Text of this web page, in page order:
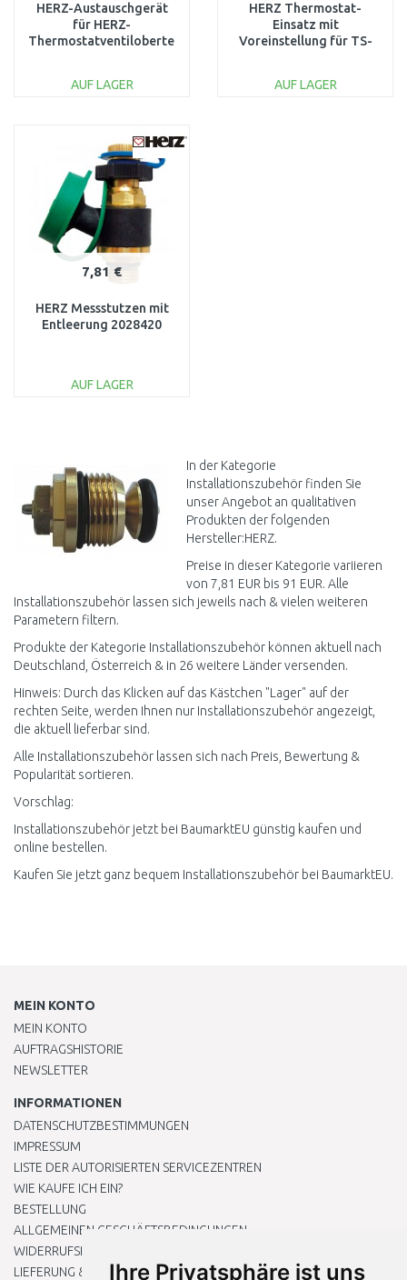
Ihre Privatsphäre ist uns
HERZ-Austauschgerät
für HERZ-
Thermostatventiloberteile
AUF LAGER
Vergleichen
HERZ Thermostat-
Einsatz mit
Voreinstellung für TS-
AUF LAGER
7,81 €
HERZ Messstutzen mit
Entleerung 2028420
AUF LAGER
In der Kategorie
Installationszubehör finden Sie
unser Angebot an qualitativen
Produkten der folgenden
Hersteller:HERZ.
Preise in dieser Kategorie variieren
von 7,81 EUR bis 91 EUR. Alle
Installationszubehör lassen sich jeweils nach & vielen weiteren
Parametern filtern.
Produkte der Kategorie Installationszubehör können aktuell nach
Deutschland, Österreich & in 26 weitere Länder versenden.
Hinweis: Durch das Klicken auf das Kästchen "Lager" auf der
rechten Seite, werden Ihnen nur Installationszubehör angezeigt,
die aktuell lieferbar sind.
Alle Installationszubehör lassen sich nach Preis, Bewertung &
Popularität sortieren.
Vorschlag:
Installationszubehör jetzt bei BaumarktEU günstig kaufen und
online bestellen.
Kaufen Sie jetzt ganz bequem Installationszubehör bei BaumarktEU.
MEIN KONTO
MEIN KONTO
AUFTRAGSHISTORIE
NEWSLETTER
INFORMATIONEN
DATENSCHUTZBESTIMMUNGEN
IMPRESSUM
LISTE DER AUTORISIERTEN SERVICEZENTREN
WIE KAUFE ICH EIN?
BESTELLUNG
ALLGEMEINEN GESCHÄFTSBEDINGUNGEN
WIDERRUFSRECHT
LIEFERUNG & ZAHLUNG